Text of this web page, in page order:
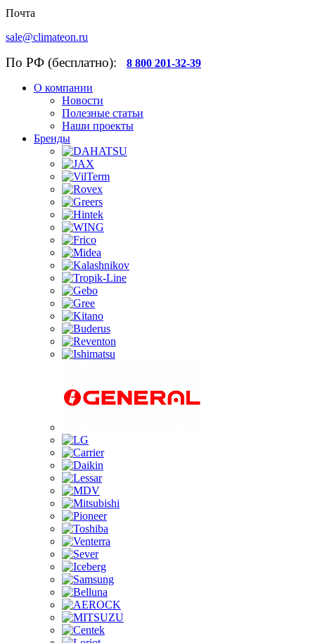
Почта
sale@climateon.ru
По РФ (бесплатно): 8 800 201-32-39
О компании
Новости
Полезные статьи
Наши проекты
Бренды